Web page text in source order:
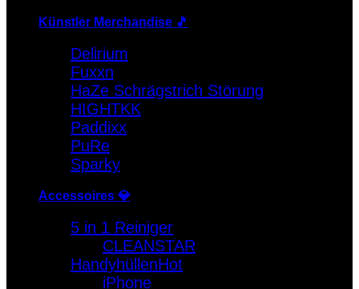
Künstler Merchandise 🎵
Delirium
Fuxxn
HaZe Schrägstrich Störung
HIGHTKK
Paddixx
PuRe
Sparky
Accessoires 💎
5 in 1 Reiniger
CLEANSTAR
Handyhüllen
iPhone